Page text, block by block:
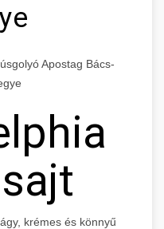
Apostag Bács-
krémes és könnyű